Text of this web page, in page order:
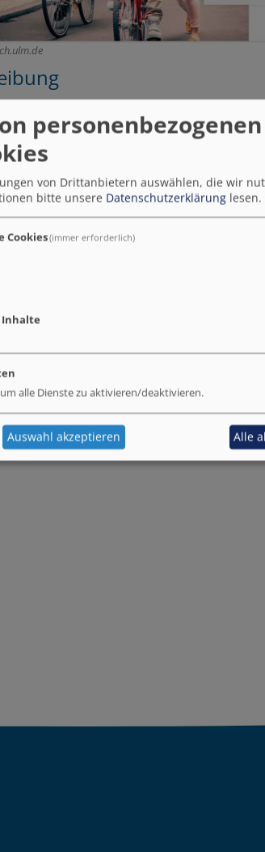
zur Bürgerbeteiligung wird
Möglichkeiten als freie Software
der Beteiligungsplattform
ist gewährleistet. Die
des europäischen
der Verwaltung ist ein
werden. Die "Anlaufstelle
werden. Für die Ansprache und
anderen Städten - zunehmend mobilere
auch in den
digitale Agenda/Smart City;
Tel.: +4917616100124
E-mail:
personenbezogenen
von Drittanbietern auswählen, die wir
bitte unsere Datenschutzerklärung lesen.
Cookies(immer erforderlich)
alle Dienste zu aktivieren/deaktivieren.
Auswahl akzeptieren Alle